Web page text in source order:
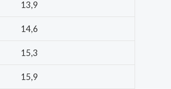
13,9
14,6
15,3
15,9